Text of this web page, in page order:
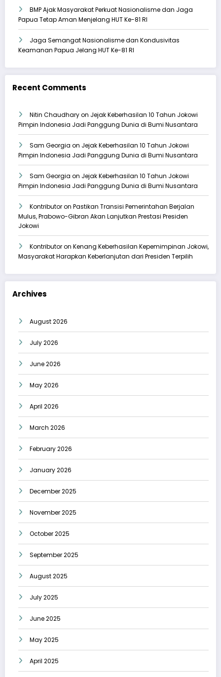
BMP Ajak Masyarakat Perkuat Nasionalisme dan Jaga
Papua Tetap Aman Menjelang HUT Ke-81 RI
Jaga Semangat Nasionalisme dan Kondusivitas
Keamanan Papua Jelang HUT Ke-81 RI
Recent Comments
Nitin Chaudharyon Jejak Keberhasilan 10 Tahun Jokowi
Pimpin Indonesia Jadi Panggung Dunia di Bumi Nusantara
Sam Georgia on Jejak Keberhasilan 10 Tahun Jokowi
Pimpin Indonesia Jadi Panggung Dunia di Bumi Nusantara
Sam Georgia on Jejak Keberhasilan 10 Tahun Jokowi
Pimpin Indonesia Jadi Panggung Dunia di Bumi Nusantara
Kontributoron Pastikan Transisi Pemerintahan Berjalan
Mulus, Prabowo-Gibran Akan Lanjutkan Prestasi Presiden
Jokowi
Kontributoron Kenang Keberhasilan Kepemimpinan Jokowi,
Masyarakat Harapkan Keberlanjutan dari Presiden Terpilih
Archives
August 2026
July 2026
June 2026
May 2026
April 2026
March 2026
February 2026
January 2026
December 2025
November 2025
October 2025
September 2025
August 2025
July 2025
June 2025
May 2025
April 2025